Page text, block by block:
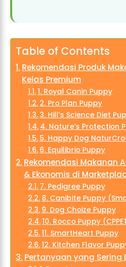
Table of Contents
Rekomendasi Produk
Kelas Premium
1. Royal Canin Puppy
2. Pro Plan Puppy
3. Hill’s Science Diet
4. Nature’s Protection
5. Happy Dog
6. Equilibrio Puppy
Rekomendasi Makanan
& Ekonomis di
7. Pedigree Puppy
8. Canibite Puppy
9. Dog Choize Puppy
10. Rocco Puppy
11. SmartHeart Puppy
12. Kitchen Flavor
Pertanyaan yang Sering